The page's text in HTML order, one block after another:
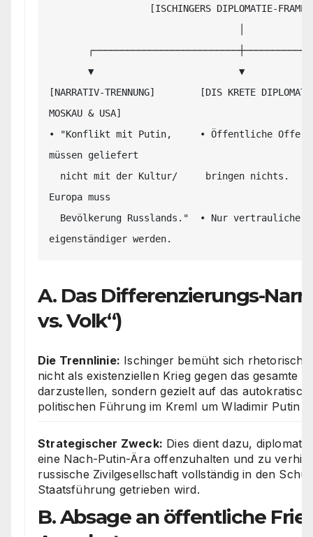
[NARRATIV-TRENNUNG]        [DIS KRETE
MOSKAU & USA]
• "Konflikt mit Putin,     • Öffentliche
müssen geliefert
Europa muss
A. Das Differenzierungs-
vs. Volk“)
Die Trennlinie: Ischinger bemüht sich rhetorisch
nicht als existenziellen Krieg gegen das gesamte
darzustellen, sondern gezielt auf das
politischen Führung im Kreml um Wladimir Putin
Strategischer Zweck: Dies dient dazu,
eine Nach-Putin-Ära offenzuhalten und zu
russische Zivilgesellschaft vollständig in den
Staatsführung getrieben wird.
B. Absage an öffentliche